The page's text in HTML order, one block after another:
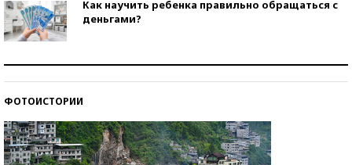
Как научить ребенка правильно обращаться с
деньгами?
ФОТОИСТОРИИ